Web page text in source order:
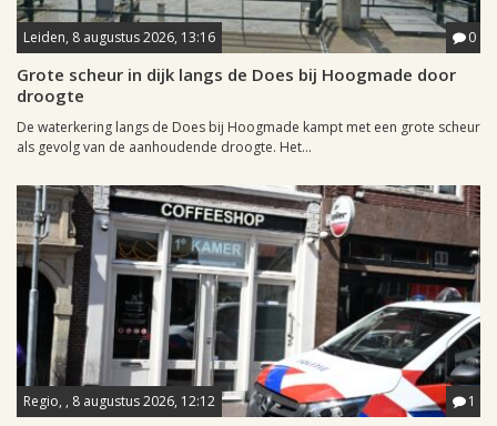
Leiden, 8 augustus 2026, 13:16 0
Grote scheur in dijk langs de Does bij Hoogmade door
droogte
De waterkering langs de Does bij Hoogmade kampt met een grote scheur
als gevolg van de aanhoudende droogte. Het...
Regio, , 8 augustus 2026, 12:12 1